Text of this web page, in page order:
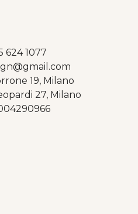
624 1077
19, Milano
27, Milano